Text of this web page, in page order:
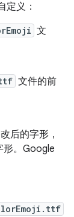
定义：
文
文件的前
后的字形，
形。Google